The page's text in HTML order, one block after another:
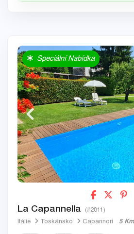
Speciální Nabídka
La Capannella (#2811)
Itálie Toskánsko Capannori 5 Km